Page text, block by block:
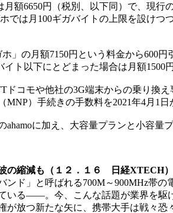
額6650円（税別、以下同）で、現行
では月100ギガバイトの上限を設け
の月額7150円という料金から600
ト以下にとどまった場合は月額1500
コモや他社の3G端末からの乗り換
）手続きの手数料を2021年4月1日
に加え、大容量プランと小容
の縮減も（１２．１６ 日経XTECH）
ド」と呼ばれる700M～900MHz帯
いる――。今、こんな話題が業界を
放つ新たな矢に、携帯大手は戦々恐